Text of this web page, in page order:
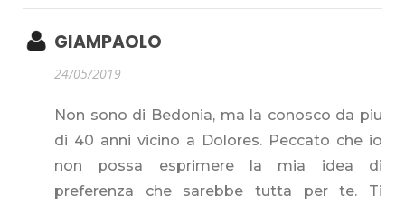
GIAMPAOLO
24/05/2019
Non sono di Bedonia, ma la conosco da piu
di 40 anni vicino a Dolores. Peccato che io
non possa esprimere la mia idea di
preferenza che sarebbe tutta per te. Ti